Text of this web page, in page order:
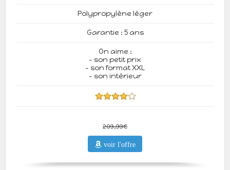
Polypropylène léger
Garantie : 5 ans
On aime :
- son petit prix
- son format XXL
- son intérieur
209,99€
voir l'offre